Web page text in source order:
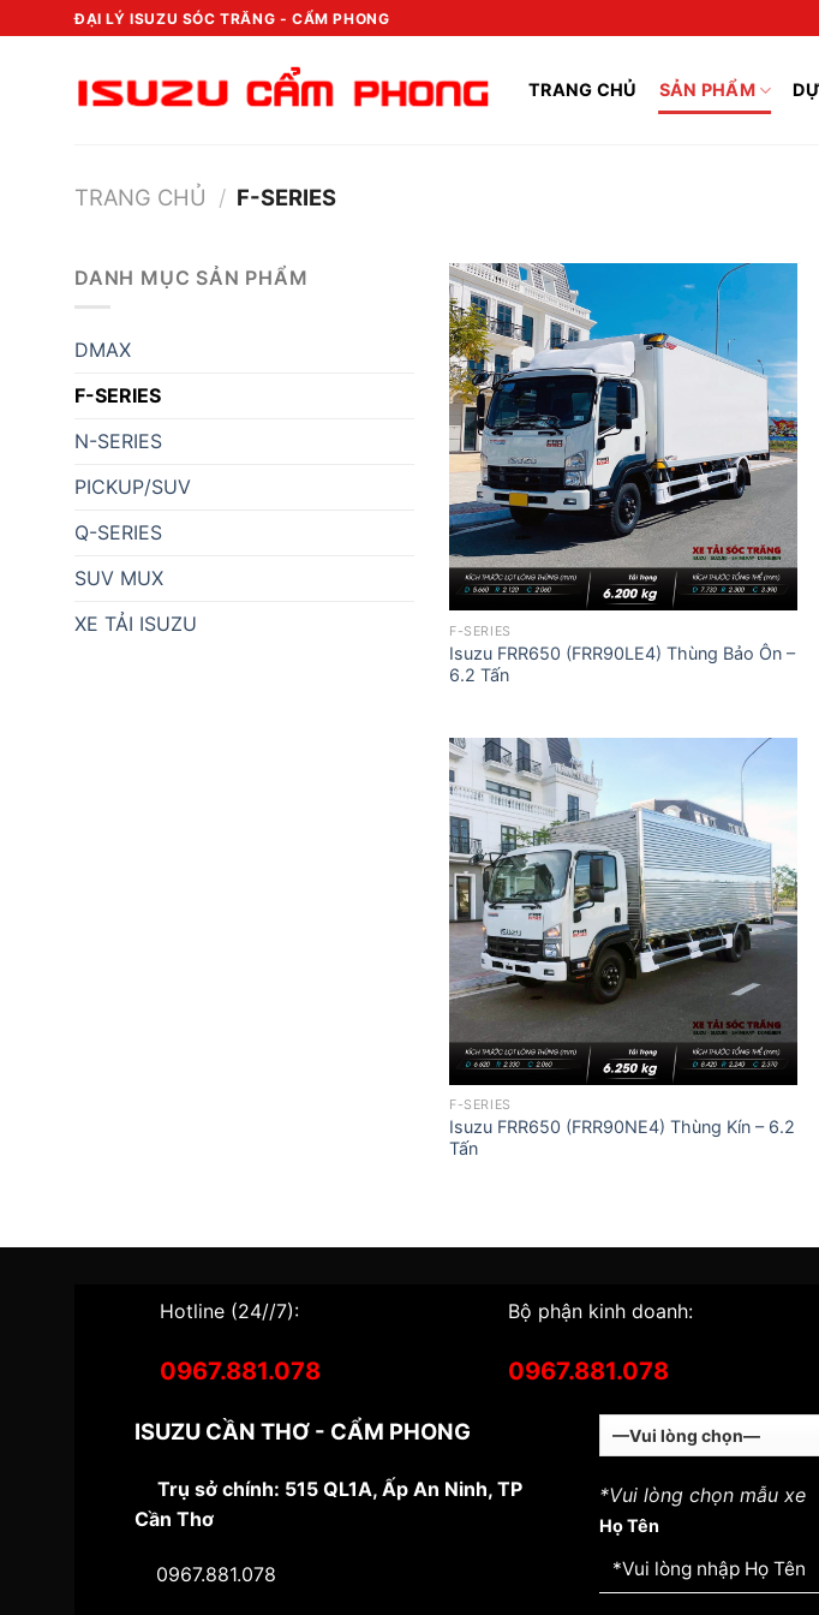
đến
ĐẠI LÝ ISUZU SÓC TRĂNG - CẨM PHONG
TRANG CHỦ SẢN PHẨM
TRANG CHỦ / F-SERIES
DANH MỤC SẢN PHẨM
DMAX
F-SERIES
N-SERIES
PICKUP/SUV
Q-SERIES
SUV MUX
XE TẢI ISUZU
F-SERIES
Isuzu FRR650 (FRR90LE4) Thùng Bảo Ôn –
6.2 Tấn
F-SERIES
Isuzu FRR650 (FRR90NE4) Thùng Kín – 6.2
Tấn
Hotline (24//7):
0967.881.078
Bộ phận kinh doanh:
0967.881.078
ISUZU CẦN THƠ - CẨM PHONG
Trụ sở chính: 515 QL1A, Ấp An Ninh, TP
Cần Thơ
0967.881.078
*Vui lòng chọn mẫu xe
Họ Tên